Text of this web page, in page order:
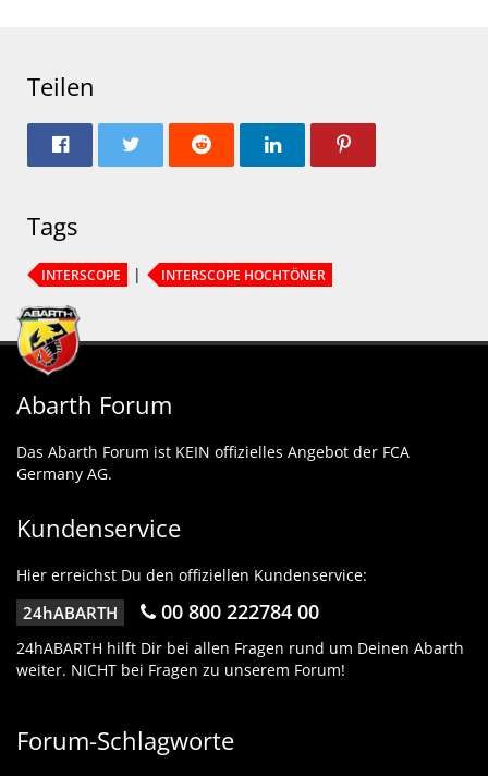
Teilen
Tags
INTERSCOPE INTERSCOPE HOCHTÖNER
Abarth Forum
Das Abarth Forum ist KEIN offizielles Angebot der FCA
Germany AG.
Kundenservice
Hier erreichst Du den offiziellen Kundenservice:
24hABARTH 00 800 222784 00
24hABARTH hilft Dir bei allen Fragen rund um Deinen Abarth
weiter. NICHT bei Fragen zu unserem Forum!
Forum-Schlagworte